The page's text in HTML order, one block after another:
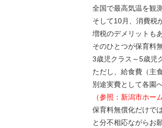
全国で最高気温を観
そして10月、消費税
増税のデメリットも
そのひとつが保育料
3歳児クラス～5歳児
ただし、給食費（主
別途実費として各園
（参照：新潟市ホー
保育料無償化だけで
と分不相応ながらお